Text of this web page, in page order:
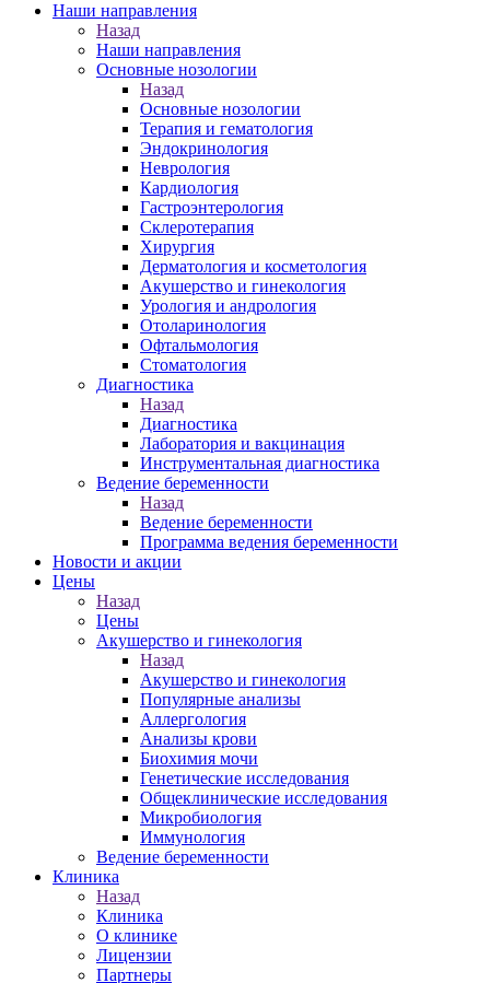
Наши направления
Назад
Наши направления
Основные нозологии
Назад
Основные нозологии
Терапия и гематология
Эндокринология
Неврология
Кардиология
Гастроэнтерология
Склеротерапия
Хирургия
Дерматология и косметология
Акушерство и гинекология
Урология и андрология
Отоларинология
Офтальмология
Стоматология
Диагностика
Назад
Диагностика
Лаборатория и вакцинация
Инструментальная диагностика
Ведение беременности
Назад
Ведение беременности
Программа ведения беременности
Новости и акции
Цены
Назад
Цены
Акушерство и гинекология
Назад
Акушерство и гинекология
Популярные анализы
Аллергология
Анализы крови
Биохимия мочи
Генетические исследования
Общеклинические исследования
Микробиология
Иммунология
Ведение беременности
Клиника
Назад
Клиника
О клинике
Лицензии
Партнеры